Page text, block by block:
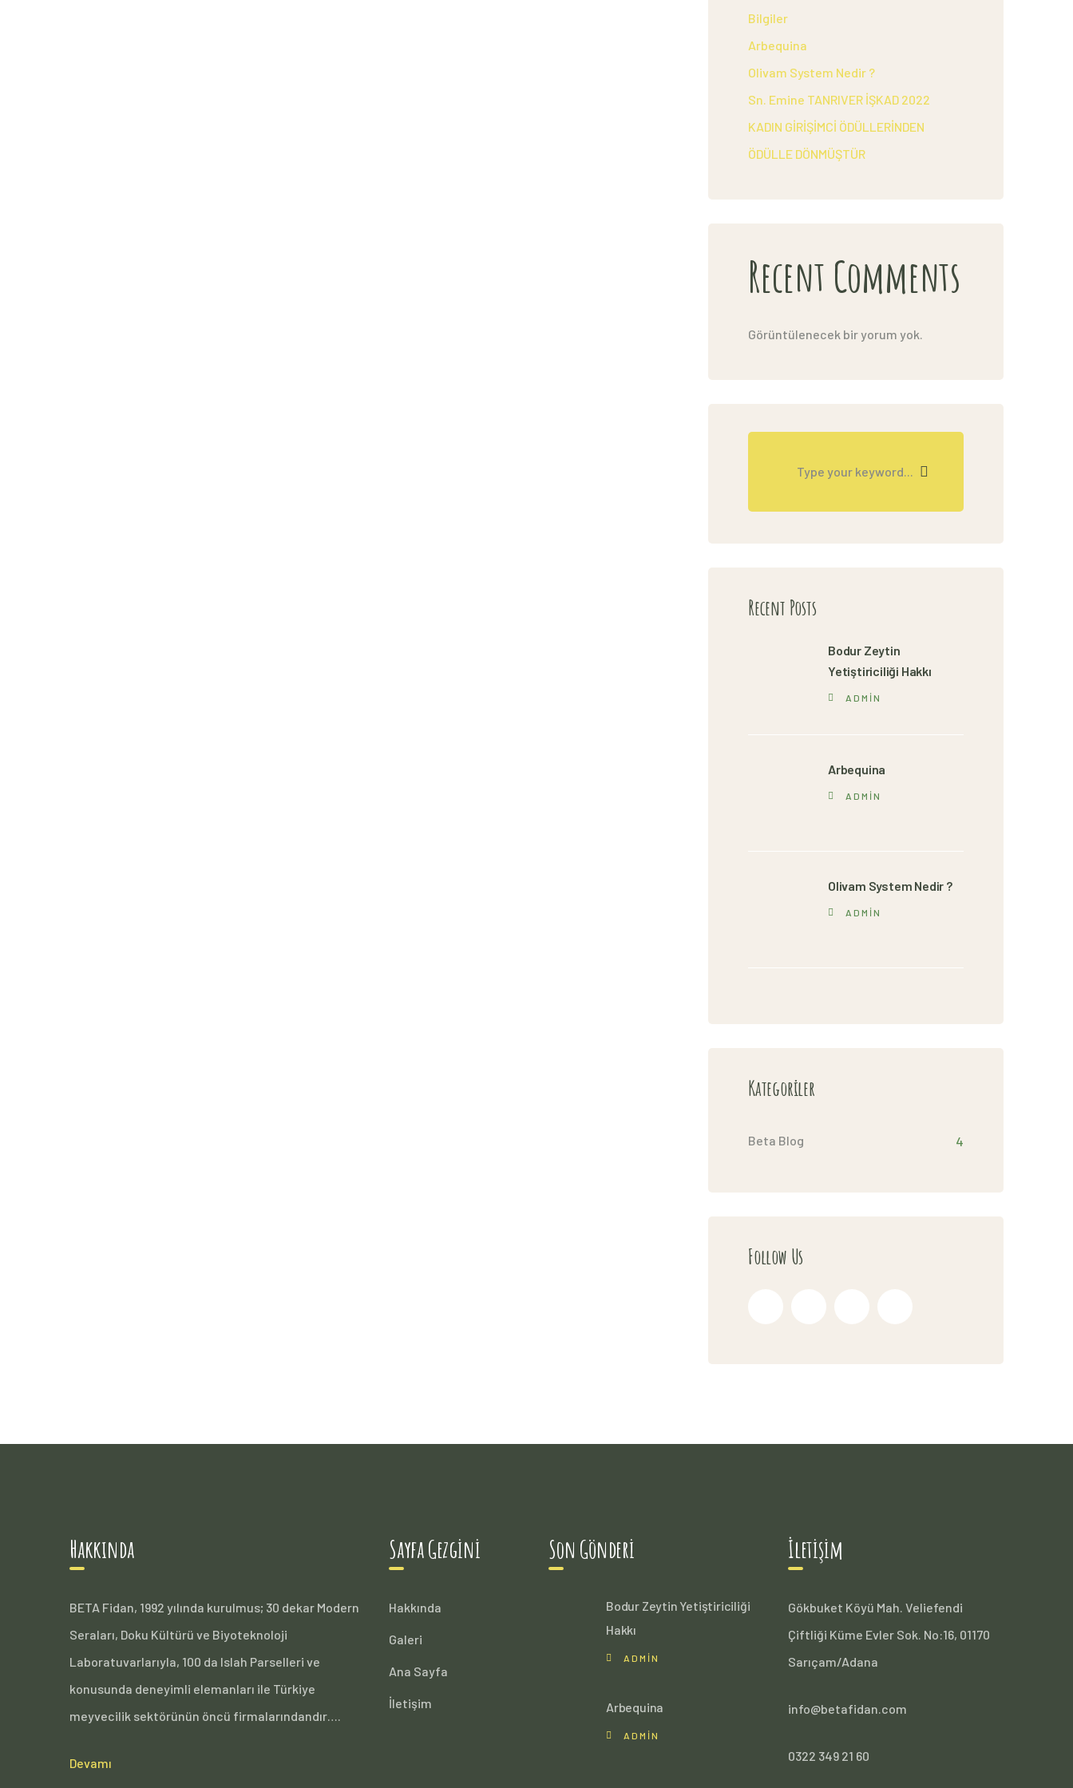
Bilgiler
Arbequina
Olivam System Nedir ?
Sn. Emine TANRIVER İŞKAD 2022
KADIN GİRİŞİMCİ ÖDÜLLERİNDEN
ÖDÜLLE DÖNMÜŞTÜR
Recent Comments
Görüntülenecek bir yorum yok.
Recent Posts
Bodur Zeytin
Yetiştiriciliği Hakkı
ADMIN
Arbequina
ADMIN
Olivam System Nedir ?
ADMIN
Kategoriler
Beta Blog 4
Follow Us
Hakkında
BETA Fidan, 1992 yılında kurulmus; 30 dekar Modern
Seraları, Doku Kültürü ve Biyoteknoloji
Laboratuvarlarıyla, 100 da Islah Parselleri ve
konusunda deneyimli elemanları ile Türkiye
meyvecilik sektörünün öncü firmalarındandır….
Devamı
Sayfa Gezgini
Hakkında
Galeri
Ana Sayfa
İletişim
Son Gönderi
Bodur Zeytin Yetiştiriciliği
Hakkı
ADMIN
Arbequina
ADMIN
İletişim
Gökbuket Köyü Mah. Veliefendi
Çiftliği Küme Evler Sok. No:16, 01170
Sarıçam/Adana
info@betafidan.com
0322 349 21 60